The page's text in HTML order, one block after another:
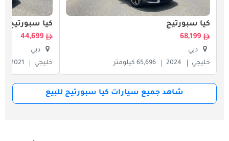
كيا سبورتيج
68,199
دبي
خليجي
2024 65,696 كيلومتر
كيا سبورتيج
44,699
دبي
خليجي
2021
شاهد جميع سيارات كيا سبورتيج للبيع